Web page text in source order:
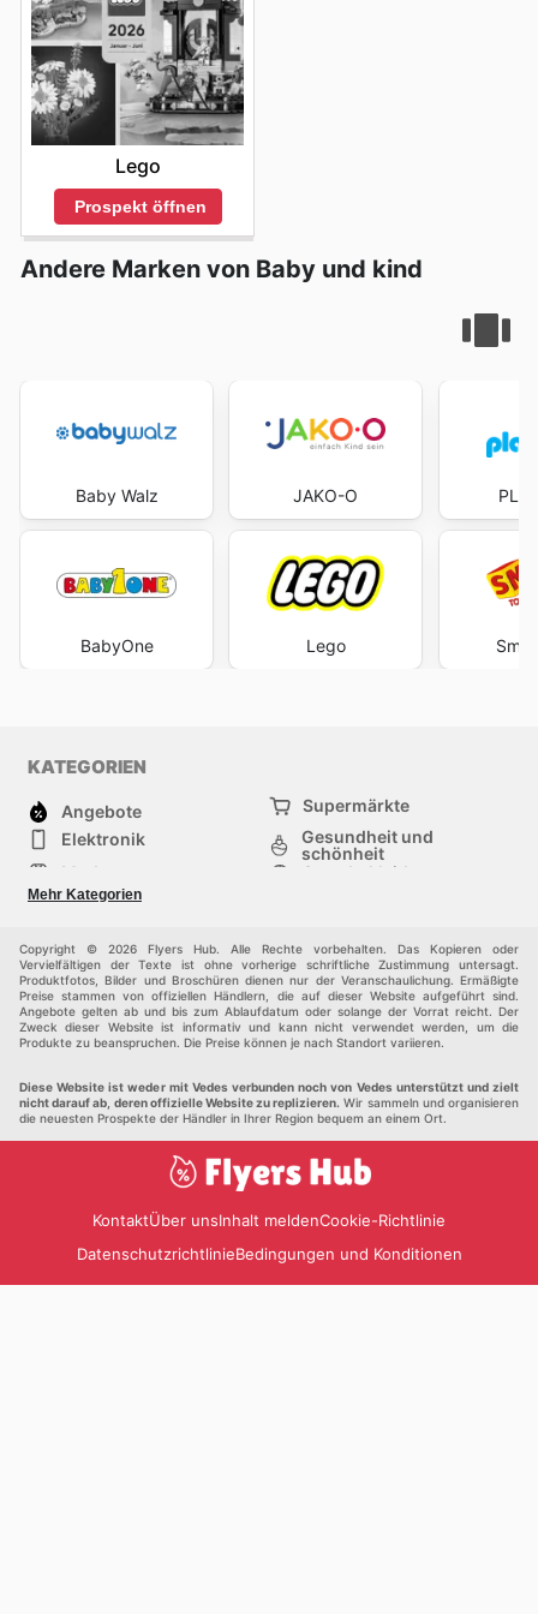
Lego
Prospekt öffnen
Andere Marken von Baby und kind
Baby Walz
BabyOne
JAKO-O
Lego
KATEGORIEN
Angebote
Supermärkte
Elektronik
Gesundheit und
schönheit
Mode
Sportbekleidung
Baumarkt
Mehr Kategorien
Copyright © 2026 Flyers Hub. Alle Rechte vorbehalten. Das Kopieren oder
Vervielfältigen der Texte ist ohne vorherige schriftliche Zustimmung untersagt.
Produktfotos, Bilder und Broschüren dienen nur der Veranschaulichung. Ermäßigte
Preise stammen von offiziellen Händlern, die auf dieser Website aufgeführt sind.
Angebote gelten ab und bis zum Ablaufdatum oder solange der Vorrat reicht. Der
Zweck dieser Website ist informativ und kann nicht verwendet werden, um die
Produkte zu beanspruchen. Die Preise können je nach Standort variieren.
Diese Website ist weder mit Vedes verbunden noch von Vedes unterstützt und zielt
nicht darauf ab, deren offizielle Website zu replizieren. Wir sammeln und organisieren
die neuesten Prospekte der Händler in Ihrer Region bequem an einem Ort.
KontaktÜber unsInhalt meldenCookie-Richtlinie
DatenschutzrichtlinieBedingungen und Konditionen